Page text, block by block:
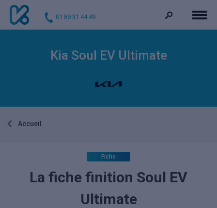
01 89 31 44 49
Kia Soul EV Ultimate
Accueil
Fiche
La fiche finition Soul EV
Ultimate